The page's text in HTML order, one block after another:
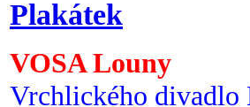
Plakátek
VOSA Louny
Vrchlického divadlo